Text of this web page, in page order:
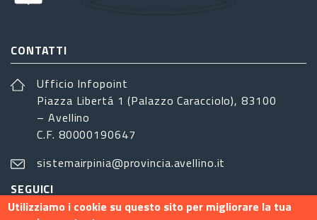
CONTATTI
Ufficio Infopoint
Piazza Libertá 1 (Palazzo Caracciolo), 83100
– Avellino
C.F. 80000190647
sistemairpinia@provincia.avellino.it
SEGUICI
Utilizziamo i cookie su questo sito per migliorare la tua